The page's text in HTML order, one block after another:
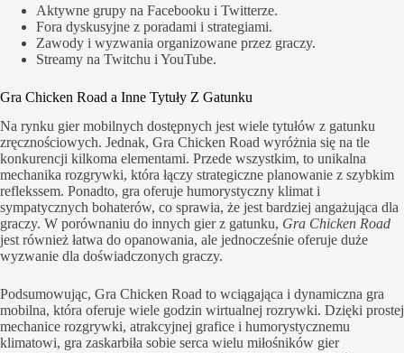
Aktywne grupy na Facebooku i Twitterze.
Fora dyskusyjne z poradami i strategiami.
Zawody i wyzwania organizowane przez graczy.
Streamy na Twitchu i YouTube.
Gra Chicken Road a Inne Tytuły Z Gatunku
Na rynku gier mobilnych dostępnych jest wiele tytułów z gatunku
zręcznościowych. Jednak, Gra Chicken Road wyróżnia się na tle
konkurencji kilkoma elementami. Przede wszystkim, to unikalna
mechanika rozgrywki, która łączy strategiczne planowanie z szybkim
reflekssem. Ponadto, gra oferuje humorystyczny klimat i
sympatycznych bohaterów, co sprawia, że jest bardziej angażująca dla
graczy. W porównaniu do innych gier z gatunku, Gra Chicken Road
jest również łatwa do opanowania, ale jednocześnie oferuje duże
wyzwanie dla doświadczonych graczy.
Podsumowując, Gra Chicken Road to wciągająca i dynamiczna gra
mobilna, która oferuje wiele godzin wirtualnej rozrywki. Dzięki prostej
mechanice rozgrywki, atrakcyjnej grafice i humorystycznemu
klimatowi, gra zaskarbiła sobie serca wielu miłośników gier